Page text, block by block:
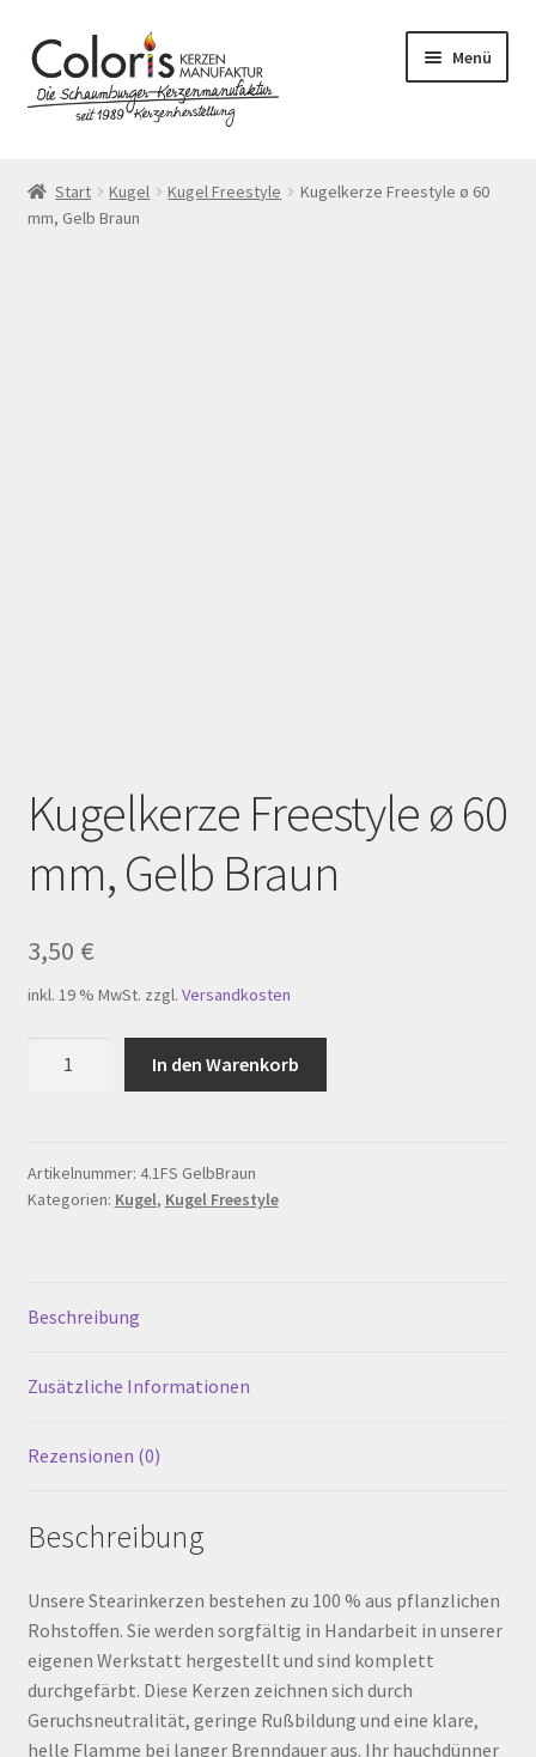
Zur
Navigation
springen
Zum
Inhalt
springen
Menü
AGB
Mein Konto
Shop
Versandarten
Werkstattverkauf
Start Kugel Kugel Freestyle
Kugelkerze Freestyle ø 60
mm, Gelb Braun
Kugelkerze Freestyle ø 60
mm, Gelb Braun
3,50 €
inkl. 19 % MwSt. zzgl. Versandkosten
mm,
Gelb
In den Warenkorb
Artikelnummer: 4.1FS GelbBraun
Kategorien: Kugel, Kugel Freestyle
Beschreibung
Zusätzliche Informationen
Rezensionen (0)
Beschreibung
Unsere Stearinkerzen bestehen zu 100 % aus pflanzlichen
Rohstoffen. Sie werden sorgfältig in Handarbeit in unserer
eigenen Werkstatt hergestellt und sind komplett
durchgefärbt. Diese Kerzen zeichnen sich durch
Geruchsneutralität, geringe Rußbildung und eine klare,
helle Flamme bei langer Brenndauer aus. Ihr hauchdünner